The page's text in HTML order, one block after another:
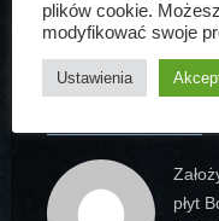
ARTUR BOGDAŃSKI
płyt
plików cookie.
modyfikować swoje
Ustawienia